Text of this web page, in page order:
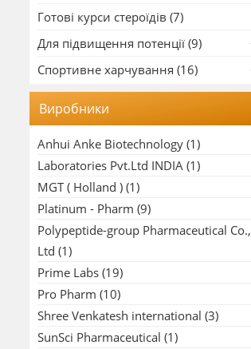
Готові курси стероїдів (7)
Для підвищення потенції (9)
Спортивне харчування (16)
Виробники
Anhui Anke Biotechnology (1)
Laboratories Pvt.Ltd INDIA (1)
MGT ( Holland ) (1)
Platinum - Pharm (9)
Polypeptide-group Pharmaceutical Co.,
Ltd (1)
Prime Labs (19)
Pro Pharm (10)
Shree Venkatesh international (3)
SunSci Pharmaceutical (1)